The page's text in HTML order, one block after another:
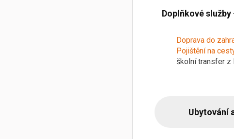
Doplňkové
Doprava do
Pojištění na
školní transfer z
Ubytování